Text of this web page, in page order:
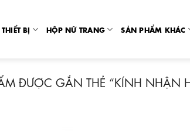
THIẾT BỊ HỘP NỮ TRANG SẢN PHẨM KHÁC
ĐƯỢC GẮN THẺ “KÍNH NHẬN